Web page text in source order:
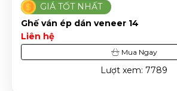
GIÁ TỐT NHẤT
Ghế ván ép dán veneer 14
Liên hệ
Mua Ngay
Lượt xem: 7789